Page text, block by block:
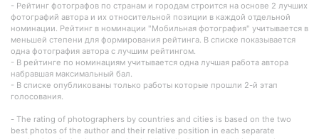
- Рейтинг фотографов по странам и городам строится на основе 2 лучших
фотографий автора и их относительной позиции в каждой отдельной
номинации. Рейтинг в номинации "Мобильная фотография" учитывается в
меньшей степени для формирования рейтинга. В списке показывается
одна фотография автора с лучшим рейтингом.
- В рейтинге по номинациям учитывается одна лучшая работа автора
набравшая максимальный бал.
- В списке опубликованы только работы которые прошли 2-й этап
голосования.
- The rating of photographers by countries and cities is based on the two
best photos of the author and their relative position in each separate